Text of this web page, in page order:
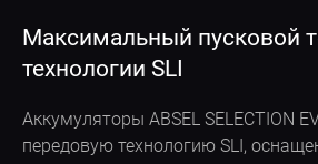
Максимальный пусковой
технологии SLI
Аккумуляторы ABSEL SELECTION
передовую технологию SLI,